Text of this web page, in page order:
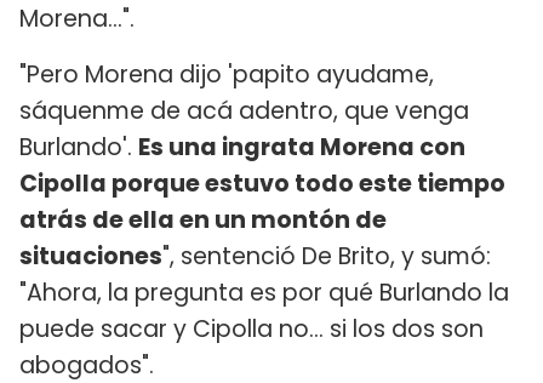
Morena...".
"Pero Morena dijo 'papito ayudame,
sáquenme de acá adentro, que venga
Burlando'. Es una ingrata Morena con
Cipolla porque estuvo todo este tiempo
atrás de ella en un montón de
situaciones", sentenció De Brito, y sumó:
"Ahora, la pregunta es por qué Burlando la
puede sacar y Cipolla no... si los dos son
abogados".